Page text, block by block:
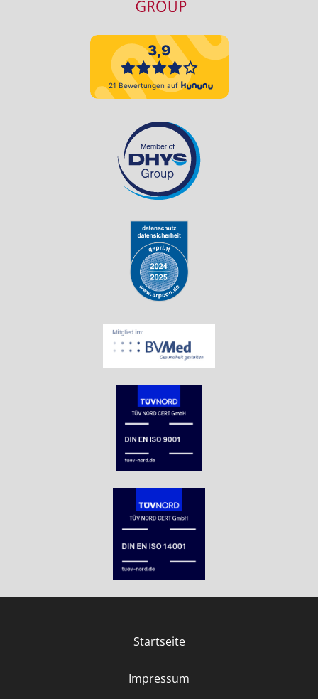
Startseite
Impressum